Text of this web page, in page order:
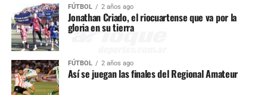
FÚTBOL 2 años ago
Jonathan Criado, el riocuartense que va por la
gloria en su tierra
FÚTBOL 2 años ago
Así se juegan las finales del Regional Amateur